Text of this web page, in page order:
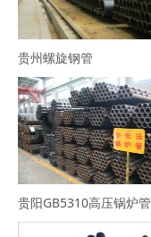
贵州螺旋钢管
贵阳GB5310高压锅炉管